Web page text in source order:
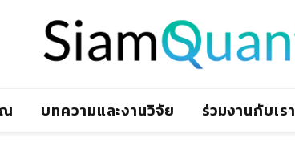
บทความและงานวิจัย ร่วมงานกับเรา